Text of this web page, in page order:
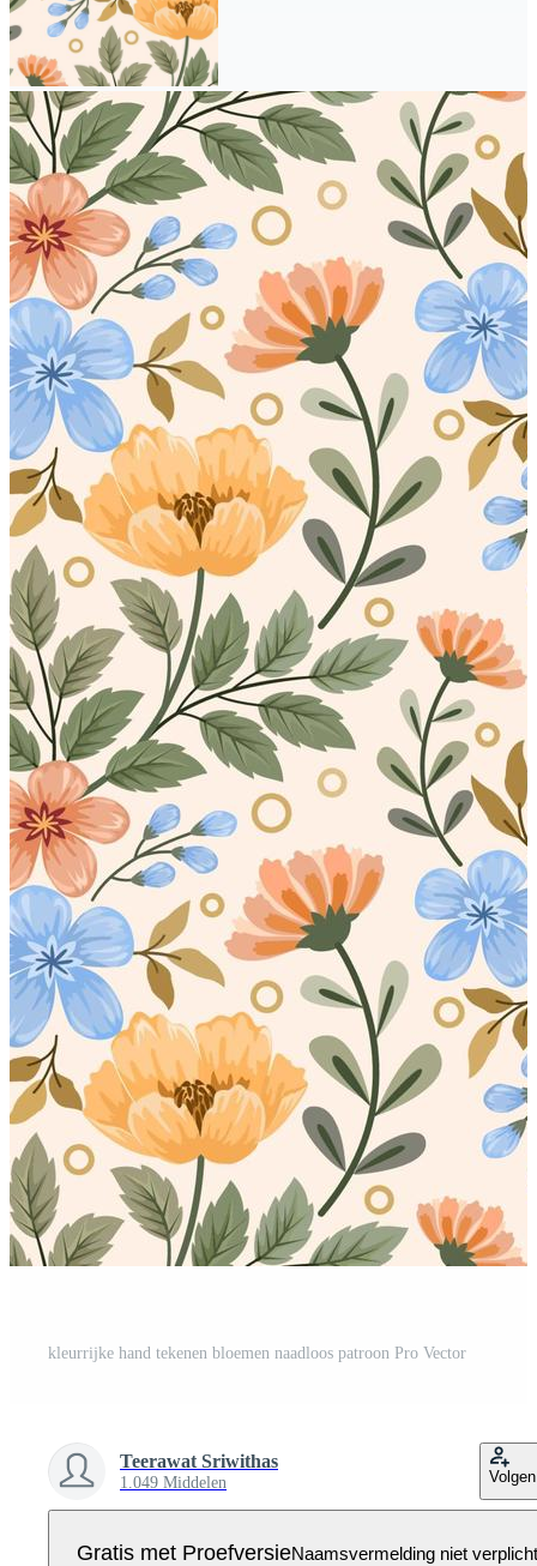
kleurrijke hand tekenen bloemen naadloos patroon Pro Vector
Teerawat Sriwithas
1.049 Middelen Volgen
Gratis met ProefversieNaamsvermelding niet verplicht